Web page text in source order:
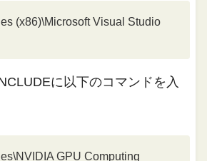
(x86)\Microsoft Visual Studio
に以下のコマンドを入
GPU Computing